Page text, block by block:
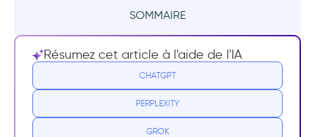
SOMMAIRE
Résumé
Quelles sont les fonctionnalités d'onboarding
?
Résumez cet article à l'aide de l'IA
CHATGPT
PERPLEXITY
GROK